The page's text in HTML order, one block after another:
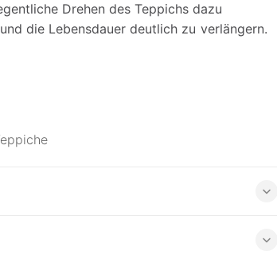
Drehen des Teppichs dazu
die Lebensdauer deutlich zu verlängern.